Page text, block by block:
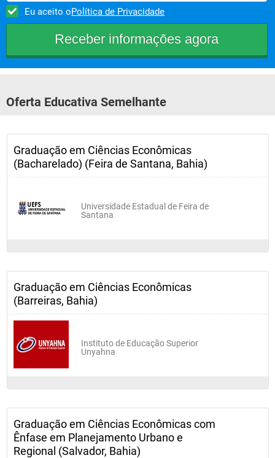
Eu aceito oPolítica de Privacidade
Oferta Educativa Semelhante
Graduação em Ciências Econômicas
(Bacharelado) (Feira de Santana, Bahia)
Universidade Estadual de Feira de
Santana
Graduação em Ciências Econômicas
(Barreiras, Bahia)
Instituto de Educação Superior
Unyahna
Graduação em Ciências Econômicas com
Ênfase em Planejamento Urbano e
Regional (Salvador, Bahia)